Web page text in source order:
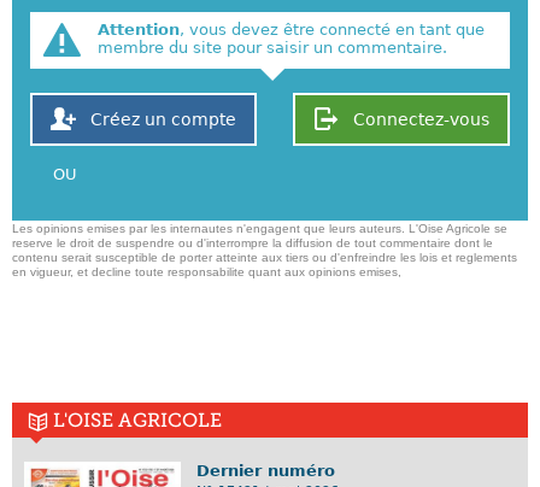
Attention, vous devez être connecté en tant que
membre du site pour saisir un commentaire.
Connectez-vous
Créez un compte
OU
Les opinions emises par les internautes n'engagent que leurs auteurs. L'Oise Agricole se
reserve le droit de suspendre ou d'interrompre la diffusion de tout commentaire dont le
contenu serait susceptible de porter atteinte aux tiers ou d'enfreindre les lois et reglements
en vigueur, et decline toute responsabilite quant aux opinions emises,
L'OISE AGRICOLE
Dernier numéro